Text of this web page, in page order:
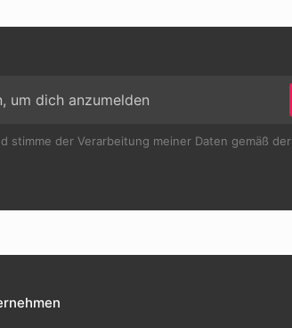
stimme der Verarbeitung meiner Daten gemäß der